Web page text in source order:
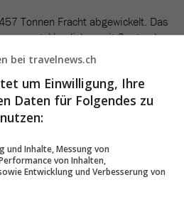
Tonnen Fracht abgewickelt. Das
Verglichen mit September
bei travelnews.ch
um Einwilligung, Ihre
Daten für Folgendes zu
nutzen:
und Inhalte, Messung von
von Inhalten,
Entwicklung und Verbesserung von